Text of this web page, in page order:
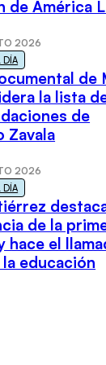
de América
2026
DÍA
de
la lista
de
Zavala
2026
DÍA
de la
hace el
educación